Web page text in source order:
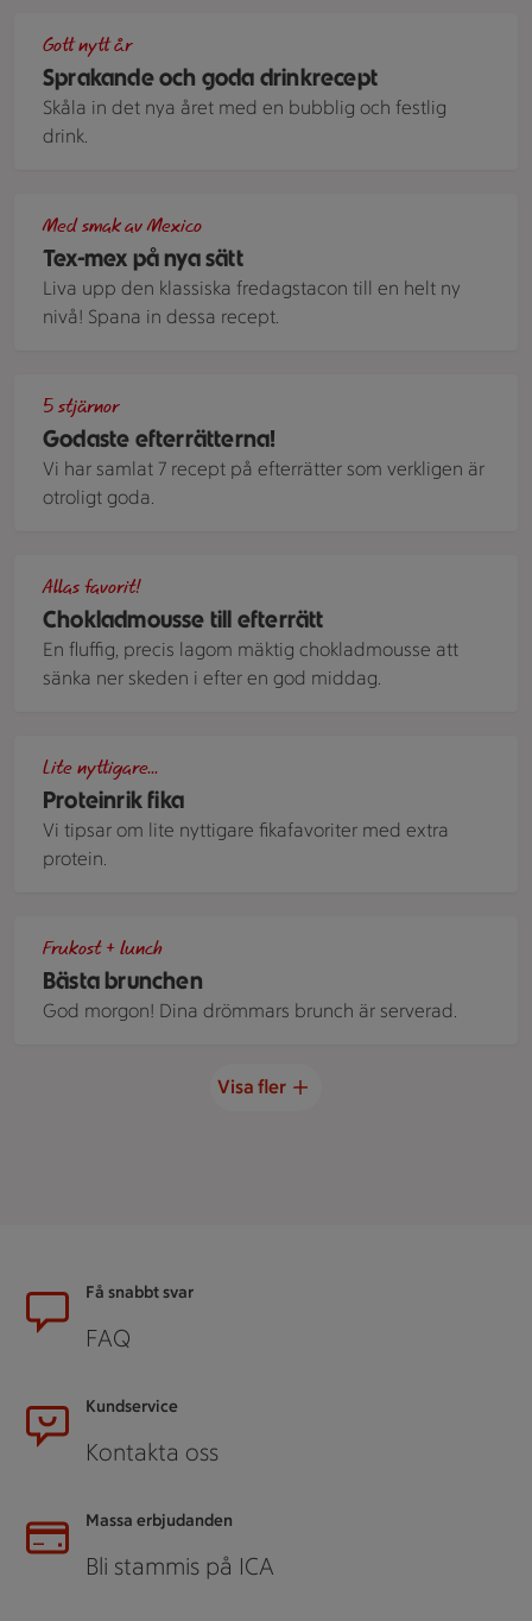
Sprakande och goda drinkrecept
Gott nytt år
Skåla in det nya året med en bubblig och festlig
drink.
Tex-mex på nya sätt
Med smak av Mexico
Liva upp den klassiska fredagstacon till en helt ny
nivå! Spana in dessa recept.
Godaste efterrätterna!
5 stjärnor
Vi har samlat 7 recept på efterrätter som verkligen är
otroligt goda.
Chokladmousse till efterrätt
Allas favorit!
En fluffig, precis lagom mäktig chokladmousse att
sänka ner skeden i efter en god middag.
Proteinrik fika
Lite nyttigare...
Vi tipsar om lite nyttigare fikafavoriter med extra
protein.
Bästa brunchen
Frukost + lunch
God morgon! Dina drömmars brunch är serverad.
Visa fler
SidfotFå snabbt svar
FAQ
Kundservice
Kontakta oss
Massa erbjudanden
Bli stammis på ICA